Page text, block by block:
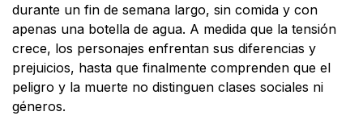
durante un fin de semana largo, sin comida y con
apenas una botella de agua. A medida que la tensión
crece, los personajes enfrentan sus diferencias y
prejuicios, hasta que finalmente comprenden que el
peligro y la muerte no distinguen clases sociales ni
géneros.